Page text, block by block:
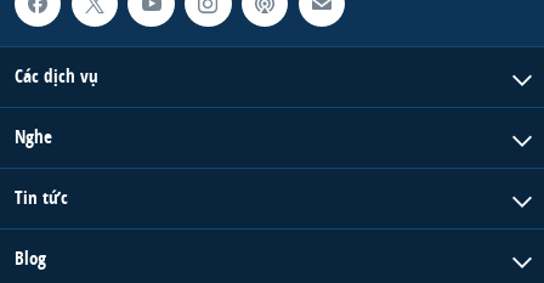
Các dịch vụ
Nghe
Tin tức
Blog